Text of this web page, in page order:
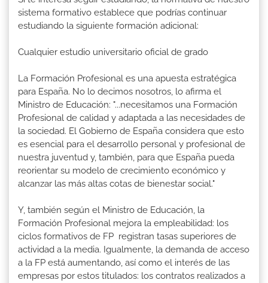
sistema formativo establece que podrías continuar
estudiando la siguiente formación adicional:
Cualquier estudio universitario oficial de grado
La Formación Profesional es una apuesta estratégica
para España. No lo decimos nosotros, lo afirma el
Ministro de Educación: "...necesitamos una Formación
Profesional de calidad y adaptada a las necesidades de
la sociedad. El Gobierno de España considera que esto
es esencial para el desarrollo personal y profesional de
nuestra juventud y, también, para que España pueda
reorientar su modelo de crecimiento económico y
alcanzar las más altas cotas de bienestar social."
Y, también según el Ministro de Educación, la
Formación Profesional mejora la empleabilidad: los
ciclos formativos de FP registran tasas superiores de
actividad a la media. Igualmente, la demanda de acceso
a la FP está aumentando, así como el interés de las
empresas por estos titulados: los contratos realizados a